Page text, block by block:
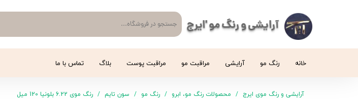
آرایشی و رنگ مو 'ایرج
خانه رنگ مو آرایشی مراقبت مو مراقبت پوست بلاگ تماس با ما
آرایشی و رنگ موی ایرج محصولات رنگ مو، ابرو رنگ مو سون تایم رنگ موی 6.22 بلونیا 120 میل